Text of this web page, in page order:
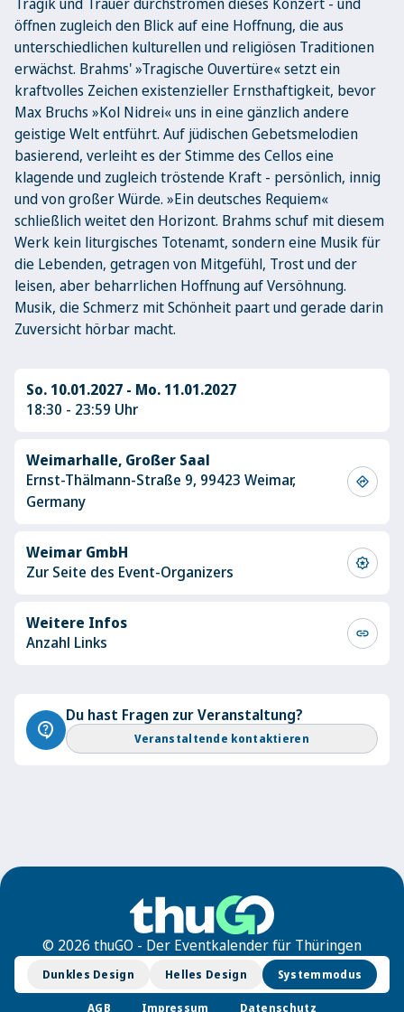
öffnen zugleich den Blick auf eine Hoffnung, die aus
unterschiedlichen kulturellen und religiösen Traditionen
erwächst. Brahms' »Tragische Ouvertüre« setzt ein
kraftvolles Zeichen existenzieller Ernsthaftigkeit, bevor
Max Bruchs »Kol Nidrei« uns in eine gänzlich andere
geistige Welt entführt. Auf jüdischen Gebetsmelodien
basierend, verleiht es der Stimme des Cellos eine
klagende und zugleich tröstende Kraft - persönlich, innig
und von großer Würde. »Ein deutsches Requiem«
schließlich weitet den Horizont. Brahms schuf mit diesem
Werk kein liturgisches Totenamt, sondern eine Musik für
die Lebenden, getragen von Mitgefühl, Trost und der
leisen, aber beharrlichen Hoffnung auf Versöhnung.
Musik, die Schmerz mit Schönheit paart und gerade darin
Zuversicht hörbar macht.
So. 10.01.2027 - Mo. 11.01.2027
18:30 - 23:59 Uhr
Weimarhalle, Großer Saal
Ernst-Thälmann-Straße 9, 99423 Weimar,
Germany
directions
Weimar GmbH
Zur Seite des Event-Organizers
award_star
Weitere Infos
Anzahl Links
link
contact_support
Du hast Fragen zur Veranstaltung?
Veranstaltende kontaktieren
© 2026 thuGO - Der Eventkalender für Thüringen
Dunkles Design Helles Design Systemmodus
AGB Impressum Datenschutz